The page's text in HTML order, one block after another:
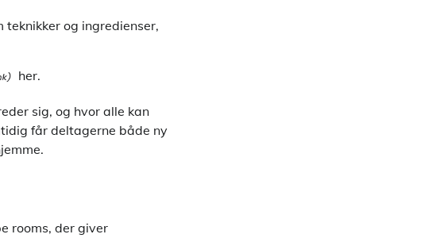
og ingredienser,
her.
sig, og hvor alle kan
får deltagerne både ny
rooms, der giver